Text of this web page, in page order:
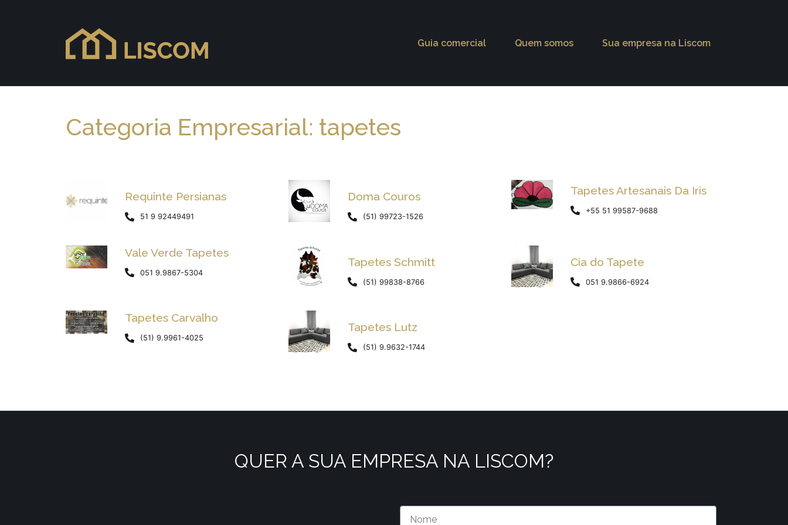
Guia comercial Quem somos Sua empresa na Liscom
Categoria Empresarial: tapetes
Requinte Persianas
51 9 92449491
Doma Couros
(51) 99723-1526
Tapetes Artesanais Da Iris
+55 51 99587-9688
Vale Verde Tapetes
051 9.9867-5304
Tapetes Schmitt
(51) 99838-8766
Cia do Tapete
051 9.9866-6924
Tapetes Carvalho
(51) 9.9961-4025
Tapetes Lutz
(51) 9.9632-1744
QUER A SUA EMPRESA NA LISCOM?